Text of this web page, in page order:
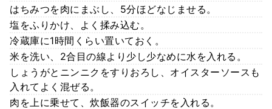
はちみつを肉にまぶし、5分ほどなじませる。
塩をふりかけ、よく揉み込む。
冷蔵庫に1時間くらい置いておく。
米を洗い、2合目の線より少し少なめに水を入れる。
しょうがとニンニクをすりおろし、オイスターソースも
入れてよく混ぜる。
肉を上に乗せて、炊飯器のスイッチを入れる。